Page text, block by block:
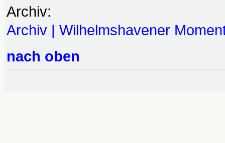
Archiv:
Archiv | Wilhelmshavener
nach oben